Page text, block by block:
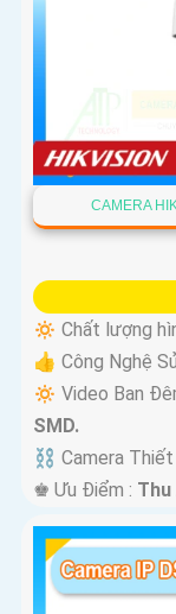
CAMERA
🔅 Chất lượng
👍 Công Nghệ
🔅 Video Ban
SMD.
⛓ Camera Thiết
️♚ Ưu Điểm : Thu